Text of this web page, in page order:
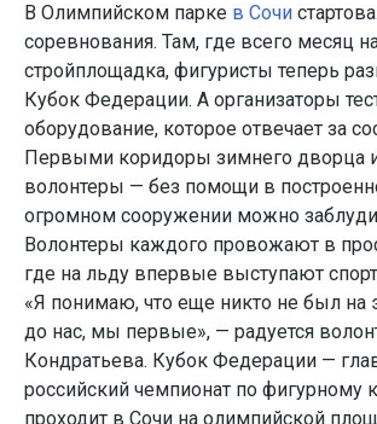
В Олимпийском парке в Сочи
соревнования. Там, где всего месяц
стройплощадка, фигуристы теперь
Кубок Федерации. А организаторы
оборудование, которое отвечает за
Первыми коридоры зимнего дворца
волонтеры — без помощи в
огромном сооружении можно
Волонтеры каждого провожают в
где на льду впервые выступают
«Я понимаю, что еще никто не был на
до нас, мы первые», — радуется
Кондратьева. Кубок Федерации —
российский чемпионат по фигурному
проходит в Сочи на олимпийской